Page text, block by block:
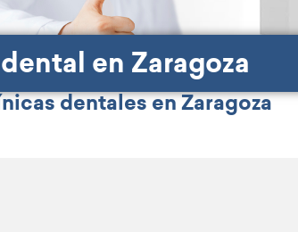
en Zaragoza
dentales en Zaragoza